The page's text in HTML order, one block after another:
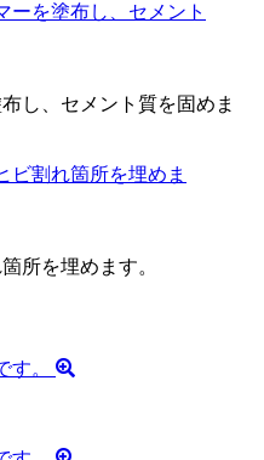
し、セメント質を固めま
所を埋めます。